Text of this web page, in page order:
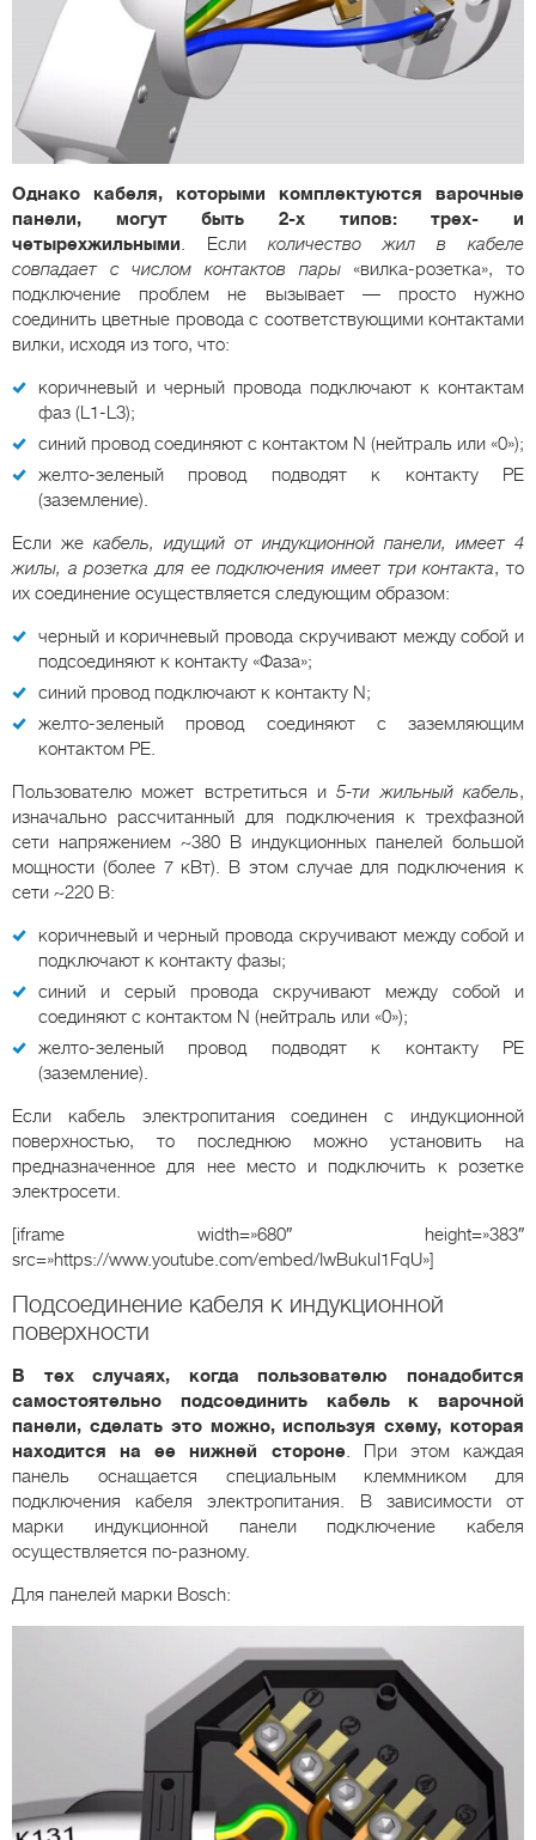
Однако кабеля, которыми комплектуются варочные
панели, могут быть 2-х типов: трех- и
четырехжильными. Если количество жил в кабеле
совпадает с числом контактов пары«вилка-розетка», то
подключение проблем не вызывает — просто нужно
соединить цветные провода с соответствующими контактами
вилки, исходя из того, что:
коричневый и черный провода подключают к контактам
фаз (L1-L3);
синий провод соединяют с контактом N (нейтраль или «0»);
желто-зеленый провод подводят к контакту РЕ
(заземление).
Если же кабель, идущий от индукционной панели, имеет 4
жилы, а розетка для ее подключения имеет три контакта, то
их соединение осуществляется следующим образом:
черный и коричневый провода скручивают между собой и
подсоединяют к контакту «Фаза»;
синий провод подключают к контакту N;
желто-зеленый провод соединяют с заземляющим
контактом РЕ.
Пользователю может встретиться и5-ти жильный кабель,
изначально рассчитанный для подключения к трехфазной
сети напряжением ~380 В индукционных панелей большой
мощности (более 7 кВт). В этом случае для подключения к
сети ~220 В:
коричневый и черный провода скручивают между собой и
подключают к контакту фазы;
синий и серый провода скручивают между собой и
соединяют с контактом N (нейтраль или «0»);
желто-зеленый провод подводят к контакту РЕ
(заземление).
Если кабель электропитания соединен с индукционной
поверхностью, то последнюю можно установить на
предназначенное для нее место и подключить к розетке
электросети.
[iframe width=»680″ height=»383″
src=»https://www.youtube.com/embed/IwBukuI1FqU»]
Подсоединение кабеля к индукционной
поверхности
В тех случаях, когда пользователю понадобится
самостоятельно подсоединить кабель к варочной
панели, сделать это можно, используя схему, которая
находится на ее нижней стороне. При этом каждая
панель оснащается специальным клеммником для
подключения кабеля электропитания. В зависимости от
марки индукционной панели подключение кабеля
осуществляется по-разному.
Для панелей марки Bosch: